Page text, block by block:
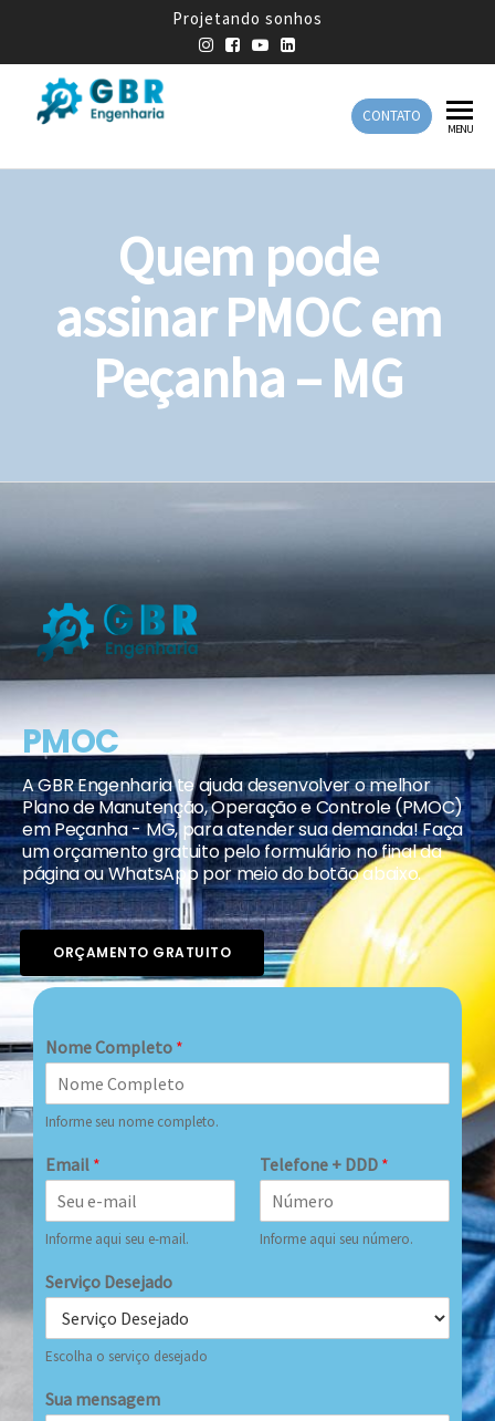
Projetando sonhos
Engenharia
Engenharia
CONTATO
MENU
Quem pode
assinar PMOC em
Peçanha – MG
PMOC
A GBR Engenharia te ajuda desenvolver o melhor
Plano de Manutenção, Operação e Controle (PMOC)
em Peçanha - MG, para atender sua demanda! Faça
um orçamento gratuito pelo formulário no final da
página ou WhatsApp por meio do botão abaixo.
ORÇAMENTO GRATUITO
Nome Completo *
Informe seu nome completo.
Email *
Informe aqui seu e-mail.
Telefone + DDD *
Informe aqui seu número.
Serviço Desejado
Escolha o serviço desejado
Sua mensagem